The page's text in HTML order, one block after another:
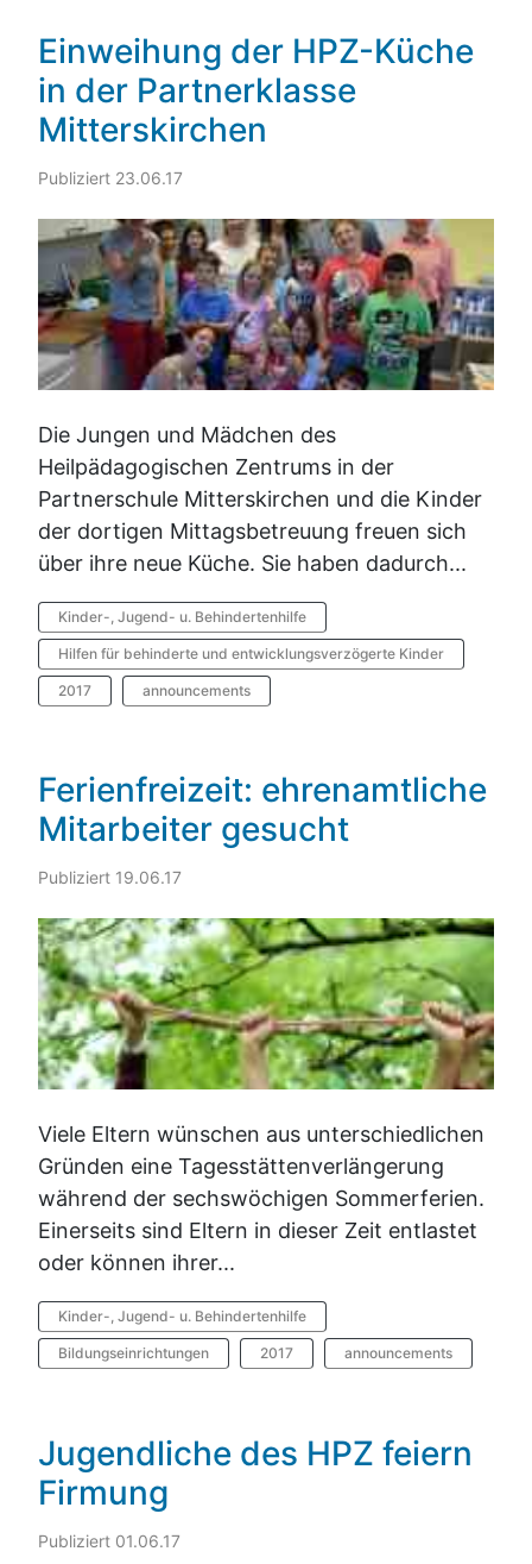
Einweihung der HPZ-Küche
in der Partnerklasse
Mitterskirchen
Publiziert 23.06.17
Die Jungen und Mädchen des
Heilpädagogischen Zentrums in der
Partnerschule Mitterskirchen und die Kinder
der dortigen Mittagsbetreuung freuen sich
über ihre neue Küche. Sie haben dadurch...
Kinder-, Jugend- u. Behindertenhilfe
Hilfen für behinderte und entwicklungsverzögerte Kinder
2017 announcements
Ferienfreizeit: ehrenamtliche
Mitarbeiter gesucht
Publiziert 19.06.17
Viele Eltern wünschen aus unterschiedlichen
Gründen eine Tagesstättenverlängerung
während der sechswöchigen Sommerferien.
Einerseits sind Eltern in dieser Zeit entlastet
oder können ihrer...
Kinder-, Jugend- u. Behindertenhilfe
Bildungseinrichtungen 2017 announcements
Jugendliche des HPZ feiern
Firmung
Publiziert 01.06.17